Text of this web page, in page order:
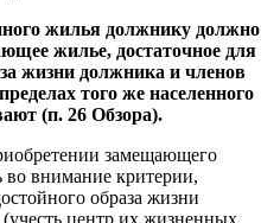
жилья должнику должно
жилье, достаточное для
жизни должника и членов
того же населенного
(п. 26 Обзора).
замещающего
внимание критерии,
образа жизни
центр их жизненных